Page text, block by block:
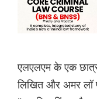
एलएलएम के एक छात्र
लिखित और अमर लॉ